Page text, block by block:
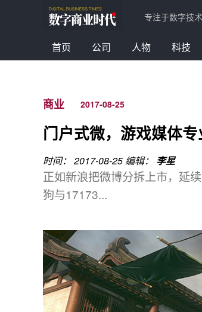
专注于数字技
首页 公司 人物 科技
商业 2017-08-25
门户式微，游戏媒体
时间： 2017-08-25编辑： 李星
正如新浪把微博分拆上市，延
狗与17173...